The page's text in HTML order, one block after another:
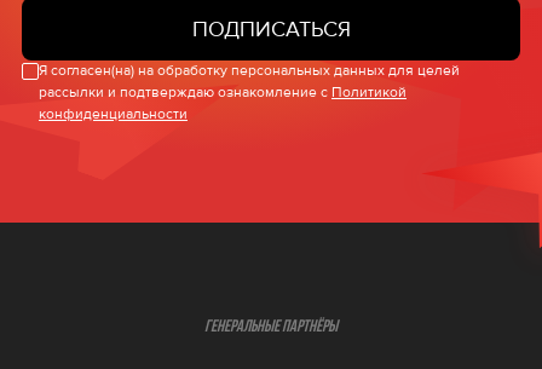
ПОДПИСАТЬСЯ
Я согласен(на) на обработку персональных данных для целей
рассылки и подтверждаю ознакомление с Политикой
конфиденциальности
ГЕНЕРАЛЬНЫЕ ПАРТНЁРЫ